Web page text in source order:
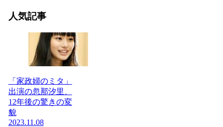
人気記事
「家政婦のミタ」
出演の忽那汐里、
12年後の驚きの変
貌
2023.11.08